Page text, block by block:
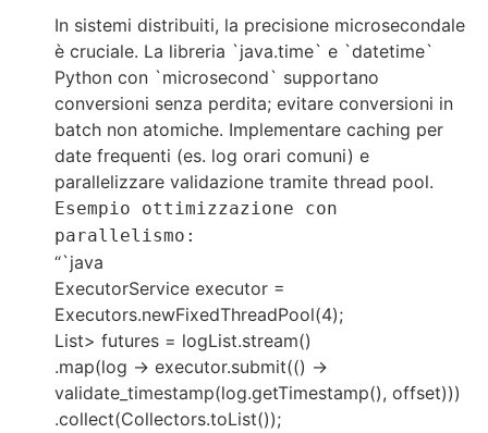
In sistemi distribuiti, la precisione microsecondale
è cruciale. La libreria `java.time` e `datetime`
Python con `microsecond` supportano
conversioni senza perdita; evitare conversioni in
batch non atomiche. Implementare caching per
date frequenti (es. log orari comuni) e
parallelizzare validazione tramite thread pool.
Esempio ottimizzazione con
parallelismo:
“`java
ExecutorService executor =
Executors.newFixedThreadPool(4);
List> futures = logList.stream()
.map(log -> executor.submit(() ->
validate_timestamp(log.getTimestamp(), offset)))
.collect(Collectors.toList());